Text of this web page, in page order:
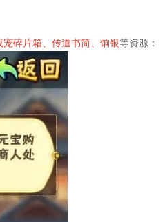
碎片箱、传道书简、饷银等资源：